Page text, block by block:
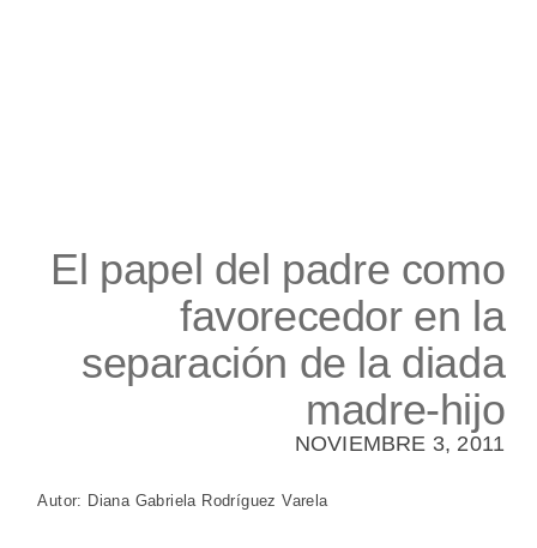
El papel del padre como
favorecedor en la
separación de la diada
madre-hijo
NOVIEMBRE 3, 2011
Autor: Diana Gabriela Rodríguez Varela